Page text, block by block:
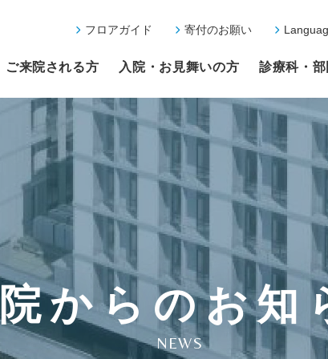
フロアガイド 寄付のお願い
ご来院される方 入院・お見舞いの方 診療科・部
からのお知
NEWS